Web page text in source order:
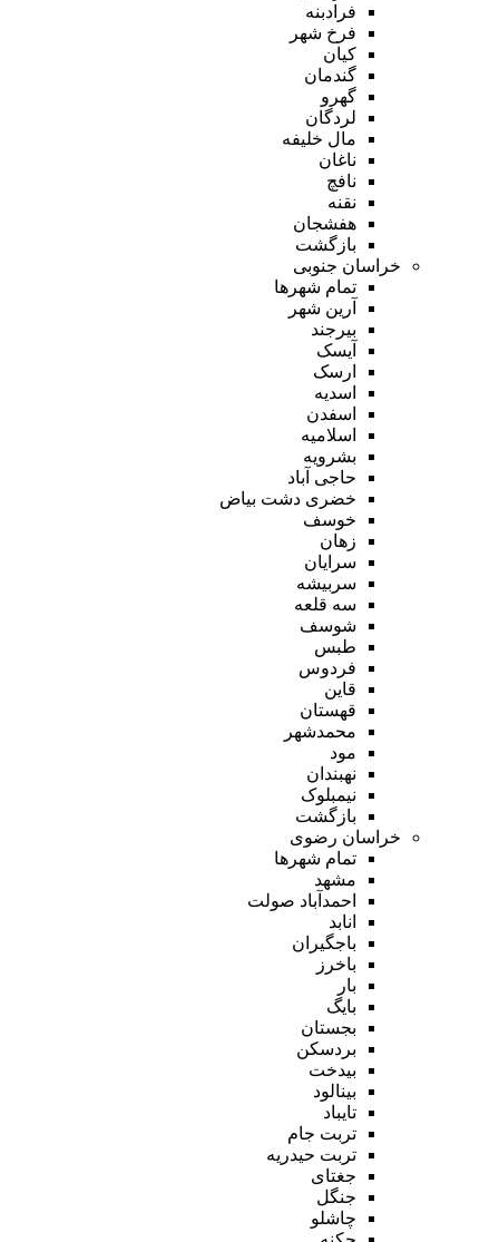
فرادبنه
فرخ شهر
کیان
گندمان
گهرو
لردگان
مال خلیفه
ناغان
نافچ
نقنه
هفشجان
بازگشت
خراسان جنوبی
تمام شهر‌ها
آرین شهر
بیرجند
آیسک
ارسک
اسدیه
اسفدن
اسلامیه
بشرویه
حاجی آباد
خضری دشت بیاض
خوسف
زهان
سرایان
سربیشه
سه قلعه
شوسف
طبس
فردوس
قاین
قهستان
محمدشهر
مود
نهبندان
نیمبلوک
بازگشت
خراسان رضوی
تمام شهر‌ها
مشهد
احمدآباد صولت
انابد
باجگیران
باخرز
بار
بایگ
بجستان
بردسکن
بیدخت
بینالود
تایباد
تربت جام
تربت حیدریه
جغتای
جنگل
چاشلو